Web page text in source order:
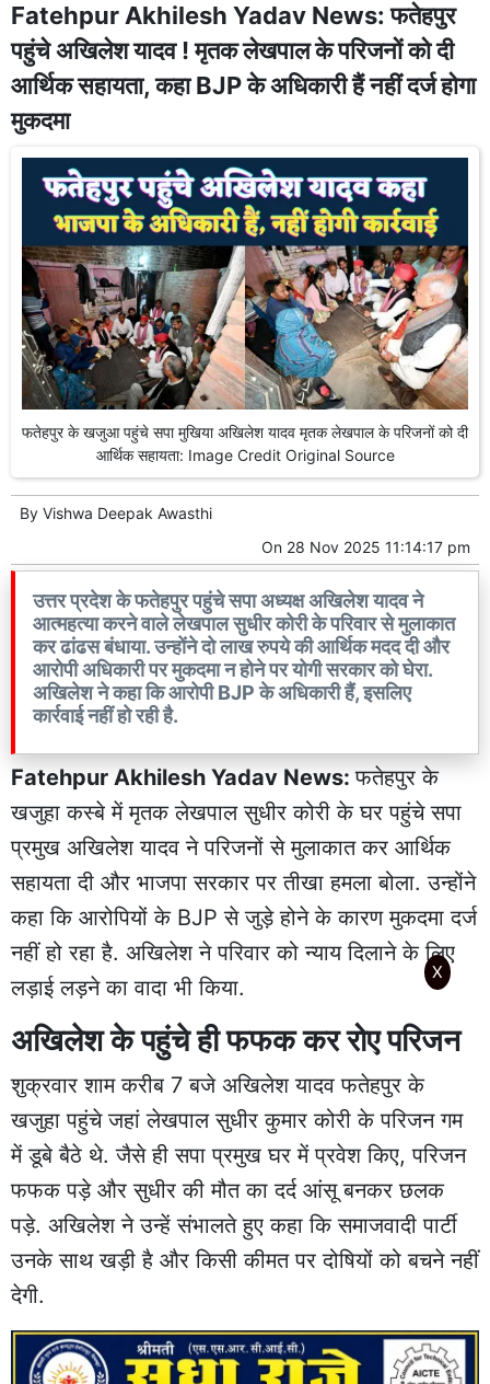
Fatehpur Akhilesh Yadav News: फतेहपुर
पहुंचे अखिलेश यादव ! मृतक लेखपाल के परिजनों को दी
आर्थिक सहायता, कहा BJP के अधिकारी हैं नहीं दर्ज होगा
मुकदमा
फतेहपुर के खजुआ पहुंचे सपा मुखिया अखिलेश यादव मृतक लेखपाल के परिजनों को दी
आर्थिक सहायता: Image Credit Original Source
By Vishwa Deepak Awasthi
On 28 Nov 2025 11:14:17 pm
उत्तर प्रदेश के फतेहपुर पहुंचे सपा अध्यक्ष अखिलेश यादव ने
आत्महत्या करने वाले लेखपाल सुधीर कोरी के परिवार से मुलाकात
कर ढांढस बंधाया. उन्होंने दो लाख रुपये की आर्थिक मदद दी और
आरोपी अधिकारी पर मुकदमा न होने पर योगी सरकार को घेरा.
अखिलेश ने कहा कि आरोपी BJP के अधिकारी हैं, इसलिए
कार्रवाई नहीं हो रही है.
Fatehpur Akhilesh Yadav News:फतेहपुर के
खजुहा कस्बे में मृतक लेखपाल सुधीर कोरी के घर पहुंचे सपा
प्रमुख अखिलेश यादव ने परिजनों से मुलाकात कर आर्थिक
सहायता दी और भाजपा सरकार पर तीखा हमला बोला. उन्होंने
कहा कि आरोपियों के BJP से जुड़े होने के कारण मुकदमा दर्ज
नहीं हो रहा है. अखिलेश ने परिवार को न्याय दिलाने के लिए
लड़ाई लड़ने का वादा भी किया.
अखिलेश के पहुंचे ही फफक कर रोए परिजन
शुक्रवार शाम करीब 7 बजे अखिलेश यादव फतेहपुर के
खजुहा पहुंचे जहां लेखपाल सुधीर कुमार कोरी के परिजन गम
में डूबे बैठे थे. जैसे ही सपा प्रमुख घर में प्रवेश किए, परिजन
फफक पड़े और सुधीर की मौत का दर्द आंसू बनकर छलक
पड़े. अखिलेश ने उन्हें संभालते हुए कहा कि समाजवादी पार्टी
उनके साथ खड़ी है और किसी कीमत पर दोषियों को बचने नहीं
देगी.
X